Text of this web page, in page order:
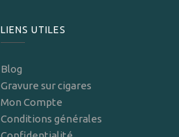
LIENS UTILES
Blog
Gravure sur cigares
Mon Compte
Conditions générales